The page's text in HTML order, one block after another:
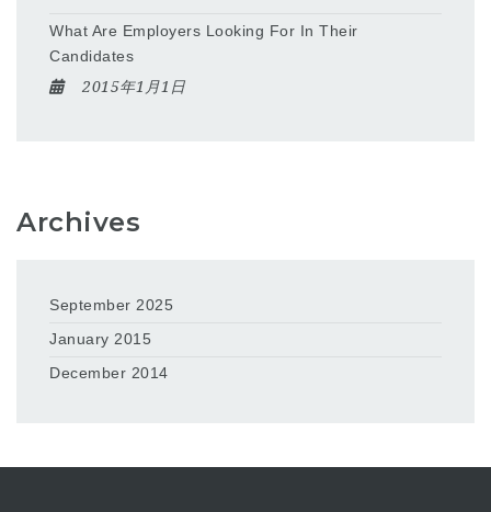
What Are Employers Looking For In Their
Candidates
2015年1月1日
Archives
September 2025
January 2015
December 2014